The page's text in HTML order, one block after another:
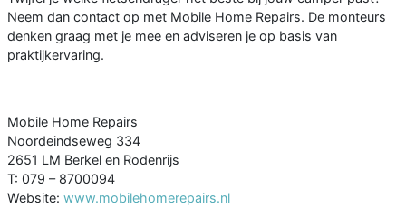
Neem dan contact op met Mobile Home Repairs. De monteurs
denken graag met je mee en adviseren je op basis van
praktijkervaring.
Mobile Home Repairs
Noordeindseweg 334
2651 LM Berkel en Rodenrijs
T: 079 – 8700094
Website: www.mobilehomerepairs.nl